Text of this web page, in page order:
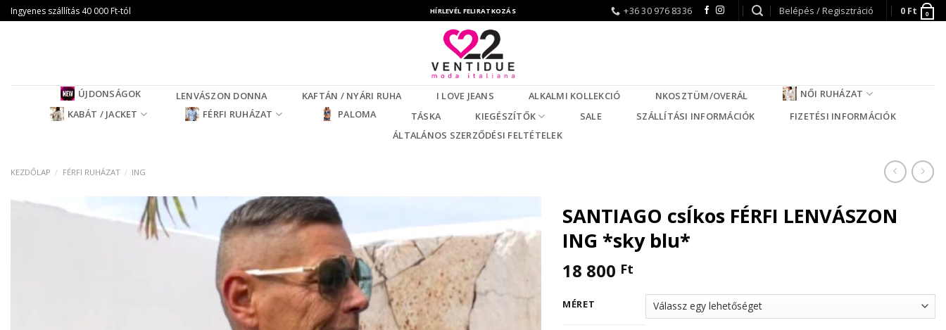
Skip
to
Ingyenes szállítás 40 000 Ft-tól HÍRLEVÉL FELIRATKOZÁS +36 30 976 8336 Belépés / Regisztráció 0 Ft 0
ÚJDONSÁGOK LENVÁSZON DONNA KAFTÁN / NYÁRI RUHA I LOVE JEANS ALKALMI KOLLEKCIÓ NKOSZTÜM/OVERÁL
NŐI RUHÁZAT
KABÁT / JACKET
FÉRFI RUHÁZAT PALOMA TÁSKA KIEGÉSZÍTŐK SALE SZÁLLÍTÁSI INFORMÁCIÓK
FIZETÉSI INFORMÁCIÓK
ÁLTALÁNOS SZERZŐDÉSI FELTÉTELEK
KEZDŐLAP / FÉRFI RUHÁZAT / ING
SANTIAGO csÍkos FÉRFI LENVÁSZON
ING *sky blu*
18 800 Ft
MÉRET